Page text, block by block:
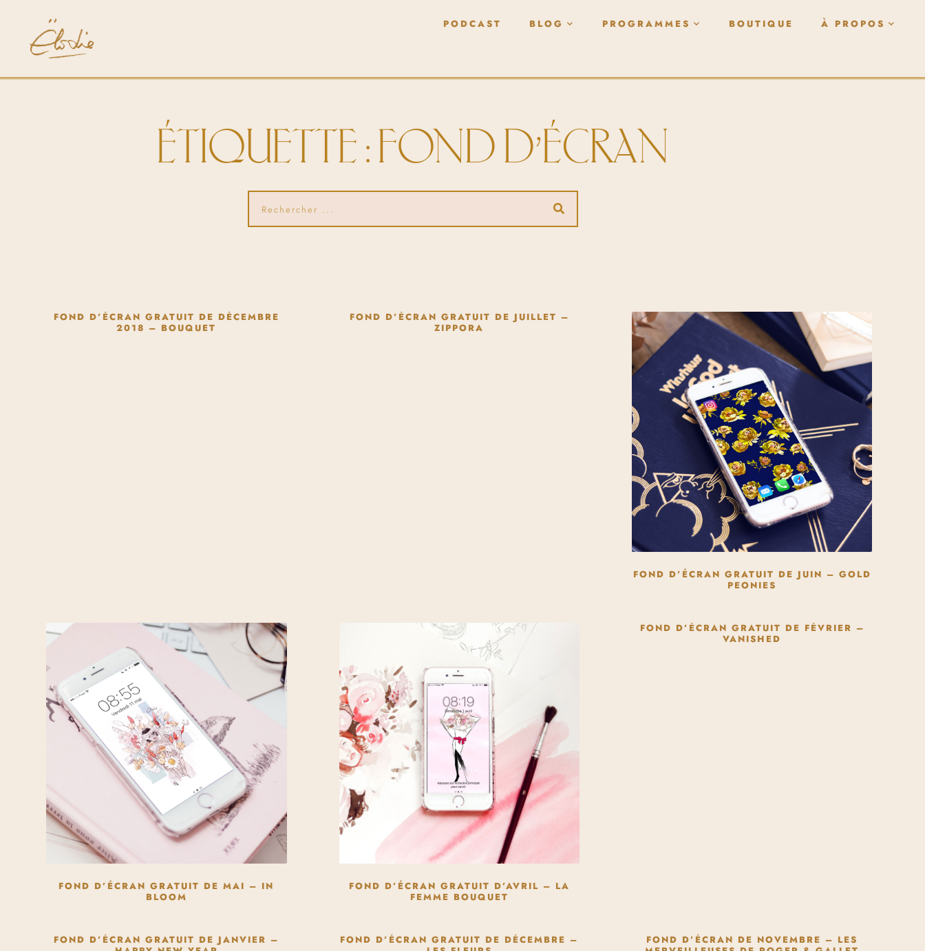
PODCAST BLOG PROGRAMMES BOUTIQUE À PROPOS
ÉTIQUETTE : FOND D’ÉCRAN
FOND D’ÉCRAN GRATUIT DE DÉCEMBRE
2018 – BOUQUET
FOND D’ÉCRAN GRATUIT DE JUILLET –
ZIPPORA
FOND D’ÉCRAN GRATUIT DE JUIN – GOLD
PEONIES
FOND D’ÉCRAN GRATUIT DE MAI – IN
BLOOM
FOND D’ÉCRAN GRATUIT D’AVRIL – LA
FEMME BOUQUET
FOND D’ÉCRAN GRATUIT DE FÉVRIER –
VANISHED
FOND D’ÉCRAN GRATUIT DE JANVIER –
FOND D’ÉCRAN GRATUIT DE DÉCEMBRE –
FOND D’ÉCRAN DE NOVEMBRE – LES